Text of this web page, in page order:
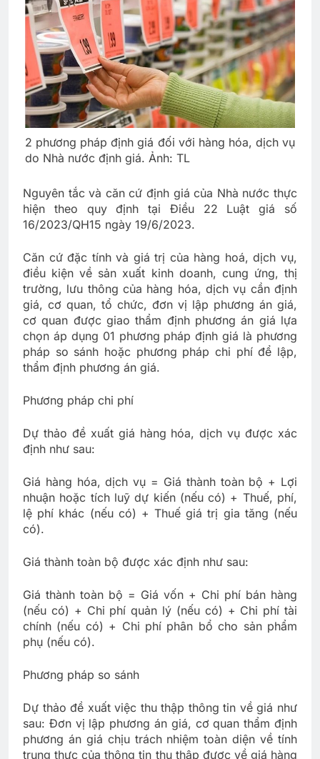
2 phương pháp định giá đối với hàng hóa, dịch vụ
do Nhà nước định giá. Ảnh: TL
Nguyên tắc và căn cứ định giá của Nhà nước thực
hiện theo quy định tại Điều 22 Luật giá số
16/2023/QH15 ngày 19/6/2023.
Căn cứ đặc tính và giá trị của hàng hoá, dịch vụ,
điều kiện về sản xuất kinh doanh, cung ứng, thị
trường, lưu thông của hàng hóa, dịch vụ cần định
giá, cơ quan, tổ chức, đơn vị lập phương án giá,
cơ quan được giao thẩm định phương án giá lựa
chọn áp dụng 01 phương pháp định giá là phương
pháp so sánh hoặc phương pháp chi phí để lập,
thẩm định phương án giá.
Phương pháp chi phí
Dự thảo đề xuất giá hàng hóa, dịch vụ được xác
định như sau:
Giá hàng hóa, dịch vụ = Giá thành toàn bộ + Lợi
nhuận hoặc tích luỹ dự kiến (nếu có) + Thuế, phí,
lệ phí khác (nếu có) + Thuế giá trị gia tăng (nếu
có).
Giá thành toàn bộ được xác định như sau:
Giá thành toàn bộ = Giá vốn + Chi phí bán hàng
(nếu có) + Chi phí quản lý (nếu có) + Chi phí tài
chính (nếu có) + Chi phí phân bổ cho sản phẩm
phụ (nếu có).
Phương pháp so sánh
Dự thảo đề xuất việc thu thập thông tin về giá như
sau: Đơn vị lập phương án giá, cơ quan thẩm định
phương án giá chịu trách nhiệm toàn diện về tính
trung thực của thông tin thu thập được về giá hàng